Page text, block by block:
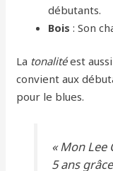
débutants.
Bois : Son
La tonalitéest
convient aux
pour le blues.
« Mon Lee
5 ans